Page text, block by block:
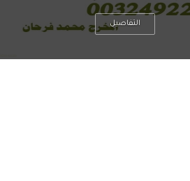
التفاصيل